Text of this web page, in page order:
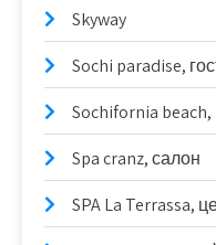
Skyway
Sochi paradise,
Sochifornia
Spa cranz, салон
SPA La Terrassa,